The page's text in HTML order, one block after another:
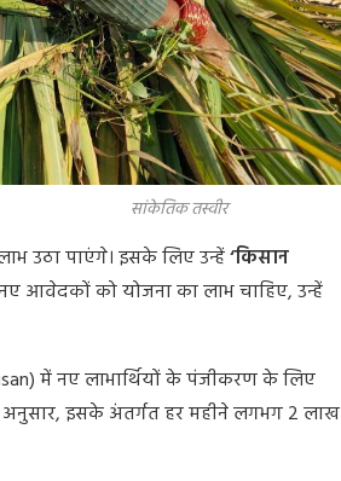
उठा पाएंगे। इसके लिए उन्हें‘किसान
आवेदकों को योजना का लाभ चाहिए, उन्हें
में नए लाभार्थियों के पंजीकरण के लिए
अनुसार, इसके अंतर्गत हर महीने लगभग 2 लाख